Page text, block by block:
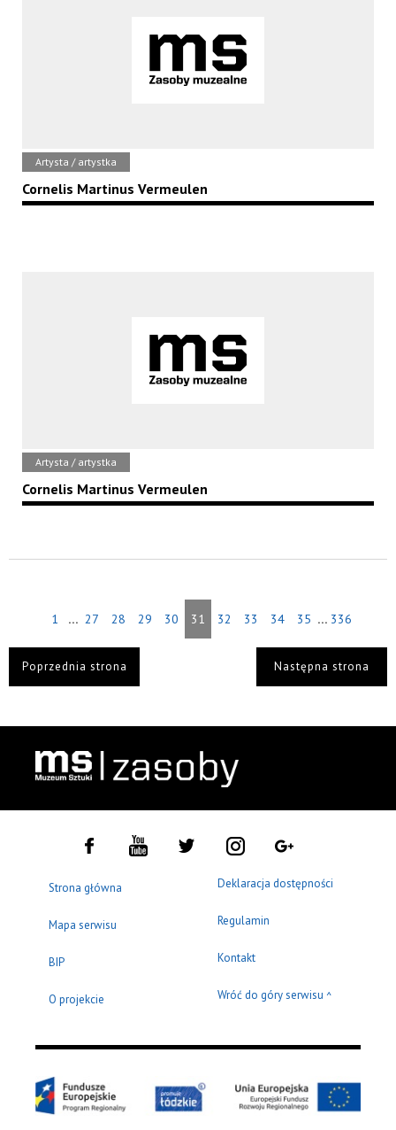
Artysta / artystka
Cornelis Martinus Vermeulen
Artysta / artystka
Cornelis Martinus Vermeulen
1 ... 27 28 29 30 31 32 33 34 35 ... 336
Poprzednia strona Następna strona
Strona główna
Mapa serwisu
BIP
O projekcie
Deklaracja dostępności
Regulamin
Kontakt
Wróć do góry serwisu ^